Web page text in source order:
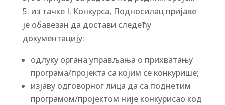
5. из тачке I. Конкурса, Подносилац пријаве
је обавезан да достави следећу
документацију:
одлуку органа управљања о прихватању
програма/пројекта са којим се конкурише;
изјаву одговорног лица да са поднетим
програмом/пројектом није конкурисао код